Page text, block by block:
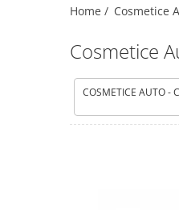
filler) Anest Iwata
Anest Iwata
Superior Set pistoale de vopsit
Anest Iwata WS 400 Clear / LS-
Accesorii pistoale de vopsit
Home / Cosmetice
Cosmetice